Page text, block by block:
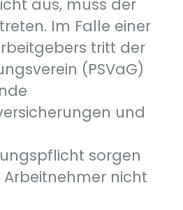
aus, muss der
Im Falle einer
tritt der
(PSVaG)
und
sorgen
nicht